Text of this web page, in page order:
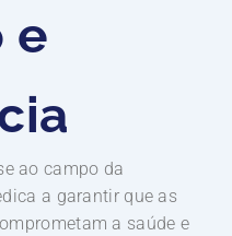
e
ao campo da
a garantir que as
a saúde e